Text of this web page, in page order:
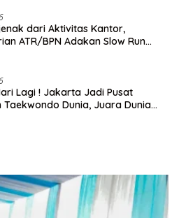
dari Aktivitas Kantor,
ATR/BPN Adakan Slow Run
Lagi ! Jakarta Jadi Pusat
Taekwondo Dunia, Juara Dunia